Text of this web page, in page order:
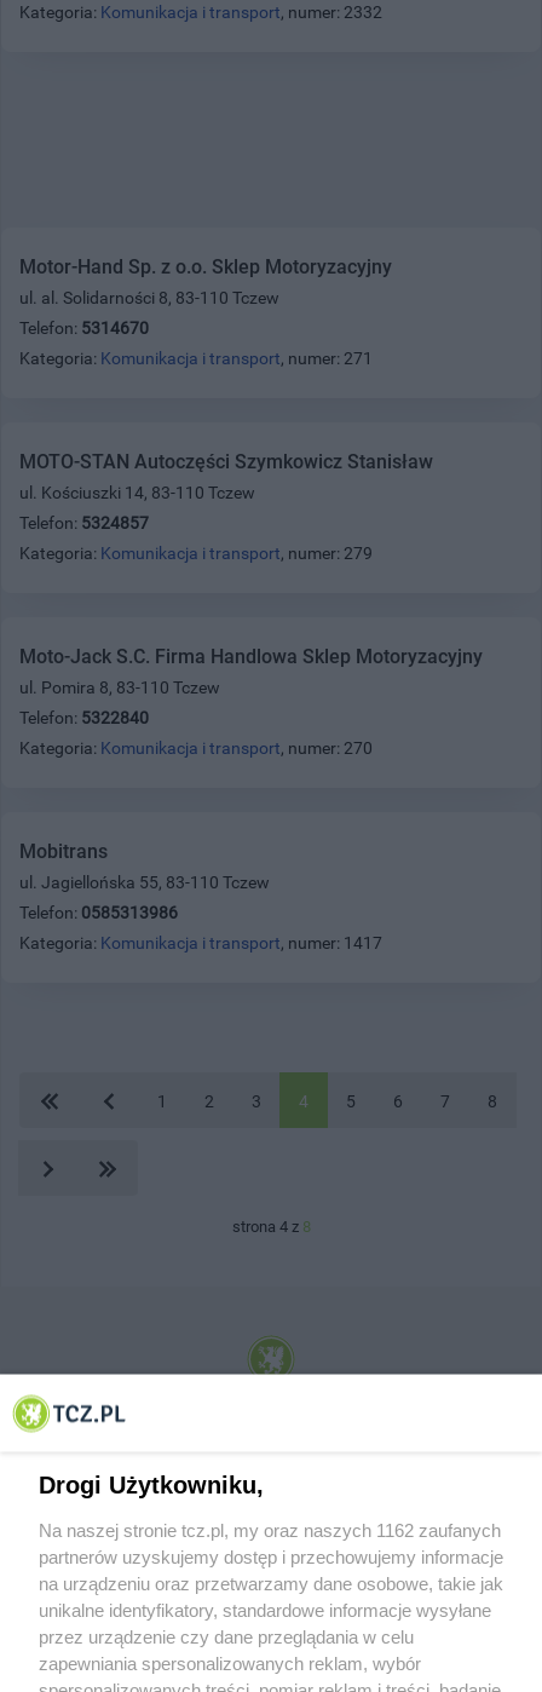
Kategoria: Komunikacja i transport, numer: 2332
Motor-Hand Sp. z o.o. Sklep Motoryzacyjny
ul. al. Solidarności 8, 83-110 Tczew
Telefon: 5314670
Kategoria: Komunikacja i transport, numer: 271
MOTO-STAN Autoczęści Szymkowicz Stanisław
ul. Kościuszki 14, 83-110 Tczew
Telefon: 5324857
Kategoria: Komunikacja i transport, numer: 279
Moto-Jack S.C. Firma Handlowa Sklep Motoryzacyjny
ul. Pomira 8, 83-110 Tczew
Telefon: 5322840
Kategoria: Komunikacja i transport, numer: 270
Mobitrans
ul. Jagiellońska 55, 83-110 Tczew
Telefon: 0585313986
Kategoria: Komunikacja i transport, numer: 1417
1 2 3 4 5 6 7 8
strona 4 z 8
© 2001-2026 Tczew - TCZ.PL Sp. z o.o. Internetowy Serwis Informacyjny Miasta
O FIRMIE POLITYKA PRYWATNOŚCI HOSTING
Drogi Użytkowniku,
Na naszej stronie tcz.pl, my oraz naszych 1162 zaufanych
partnerów uzyskujemy dostęp i przechowujemy informacje
na urządzeniu oraz przetwarzamy dane osobowe, takie jak
unikalne identyfikatory, standardowe informacje wysyłane
przez urządzenie czy dane przeglądania w celu
zapewniania spersonalizowanych reklam, wybór